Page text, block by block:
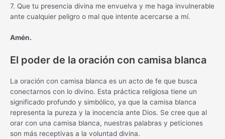
7. Que tu presencia divina me envuelva y me haga invulnerable
ante cualquier peligro o mal que intente acercarse a mí.
Amén.
El poder de la oración con camisa blanca
La oración con camisa blanca es un acto de fe que busca
conectarnos con lo divino. Esta práctica religiosa tiene un
significado profundo y simbólico, ya que la camisa blanca
representa la pureza y la inocencia ante Dios. Se cree que al
orar con una camisa blanca, nuestras palabras y peticiones
son más receptivas a la voluntad divina.